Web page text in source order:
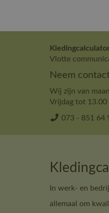
Vlotte
Neem
Wij zijn van
Vrijdag tot 13.00
073 - 851 64
In werk- en
allemaal om